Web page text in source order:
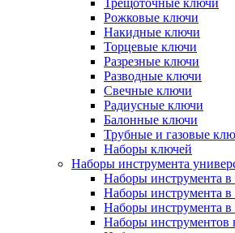
Трещоточные ключи
Рожковые ключи
Накидные ключи
Торцевые ключи
Разрезные ключи
Разводные ключи
Свечные ключи
Радиусные ключи
Балонные ключи
Трубные и газовые
Наборы ключей
Наборы инструмента
Наборы инструмента в
Наборы инструмента в
Наборы инструмента
Наборы